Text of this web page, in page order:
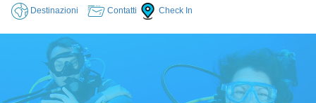
Destinazioni Contatti Check In